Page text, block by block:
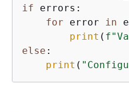
if errors:
for error in
print (
else :
print (